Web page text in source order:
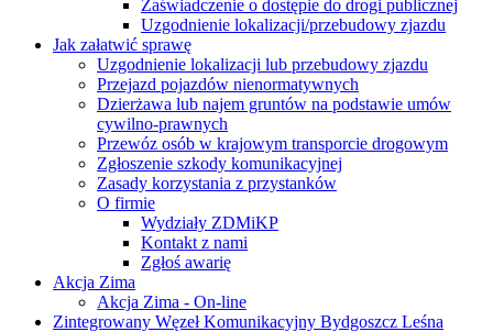
Zaświadczenie o dostępie do drogi publicznej
Uzgodnienie lokalizacji/przebudowy zjazdu
Jak załatwić sprawę
Uzgodnienie lokalizacji lub przebudowy zjazdu
Przejazd pojazdów nienormatywnych
Dzierżawa lub najem gruntów na podstawie umów
cywilno-prawnych
Przewóz osób w krajowym transporcie drogowym
Zgłoszenie szkody komunikacyjnej
Zasady korzystania z przystanków
O firmie
Wydziały ZDMiKP
Kontakt z nami
Zgłoś awarię
Akcja Zima
Akcja Zima - On-line
Zintegrowany Węzeł Komunikacyjny Bydgoszcz Leśna